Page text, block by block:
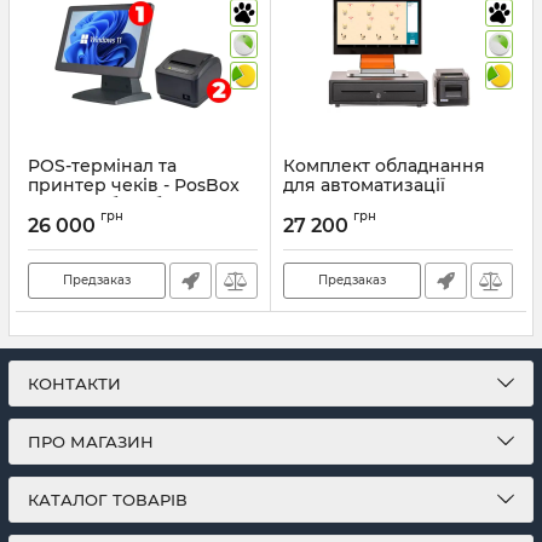
POS-термінал та
принтер чеків - PosBox
(2 set) набір обладнання
для автоматизації
Артикул:1031
26 000 грн
Предзаказ
Комплект обладнання
для автоматизації
Артикул: 272
27 200 грн
Предзаказ
КОНТАКТИ
ПРО МАГАЗИН
КАТАЛОГ ТОВАРІВ